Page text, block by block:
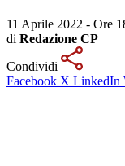
11 Aprile 2022 - Ore
di Redazione CP
Condividi
Facebook X LinkedIn